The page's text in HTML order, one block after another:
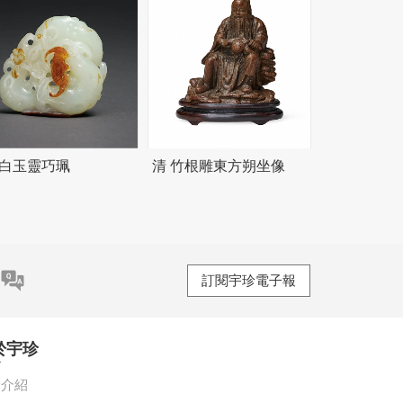
玉靈巧珮 清 竹根雕東方朔坐像
訂閱宇珍電子報
宇珍
紹